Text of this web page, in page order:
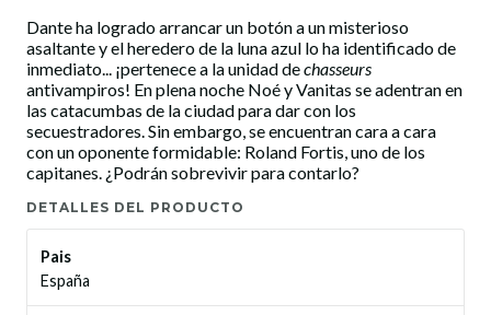
Dante ha logrado arrancar un botón a un misterioso
asaltante y el heredero de la luna azul lo ha identificado de
inmediato... ¡pertenece a la unidad dechasseurs
antivampiros! En plena noche Noé y Vanitas se adentran en
las catacumbas de la ciudad para dar con los
secuestradores. Sin embargo, se encuentran cara a cara
con un oponente formidable: Roland Fortis, uno de los
capitanes. ¿Podrán sobrevivir para contarlo?
DETALLES DEL PRODUCTO
Pais
España